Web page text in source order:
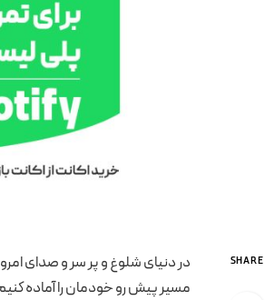
SHARE
در دنیای شلوغ و پر سر و صدای
مسیر پیش رو خودمان را آماده